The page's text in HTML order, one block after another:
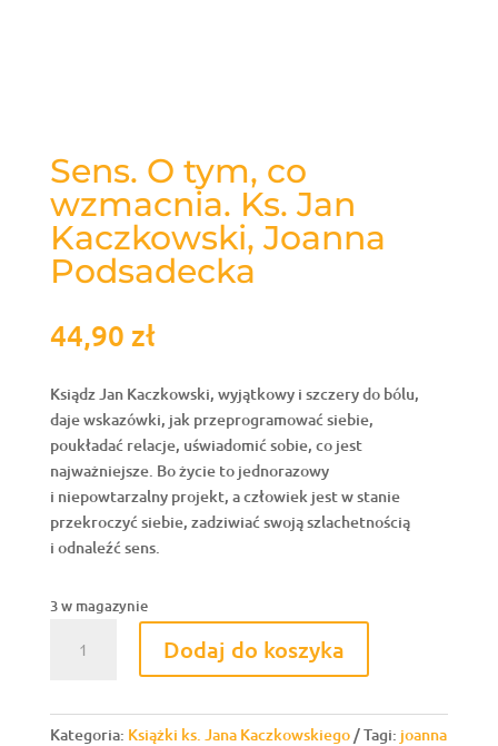
Sens. O tym, co
wzmacnia. Ks. Jan
Kaczkowski, Joanna
Podsadecka
44,90 zł
Ksiądz Jan Kaczkowski, wyjątkowy i szczery do bólu,
daje wskazówki, jak przeprogramować siebie,
poukładać relacje, uświadomić sobie, co jest
najważniejsze. Bo życie to jednorazowy
i niepowtarzalny projekt, a człowiek jest w stanie
przekroczyć siebie, zadziwiać swoją szlachetnością
i odnaleźć sens.
3 w magazynie
Sens.
co
Dodaj do koszyka
Kategoria: Książki ks. Jana Kaczkowskiego Tagi: joanna